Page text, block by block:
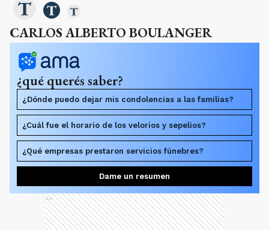
CARLOS ALBERTO BOULANGER
¿qué querés saber?
¿Dónde puedo dejar mis condolencias a las familias?
¿Cuál fue el horario de los velorios y sepelios?
¿Qué empresas prestaron servicios fúnebres?
Dame un resumen
Ads